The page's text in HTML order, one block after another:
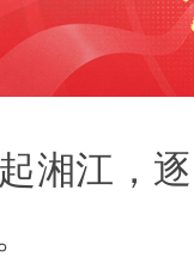
湘江，